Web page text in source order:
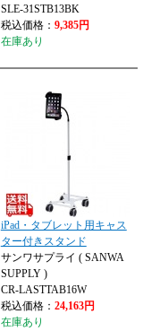
SLE-31STB13BK
税込価格： 9,385円
在庫あり
iPad・タブレット用キャス
ター付きスタンド
サンワサプライ ( SANWA
SUPPLY )
CR-LASTTAB16W
税込価格： 24,163円
在庫あり